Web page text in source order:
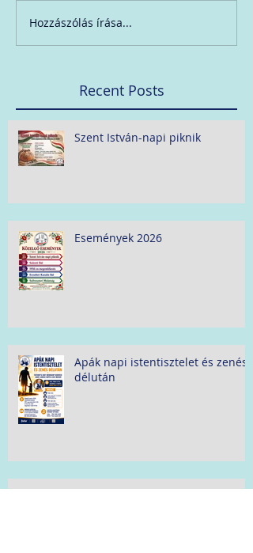
Hozzászólás írása...
Recent Posts
Szent István-napi piknik
Események 2026
Apák napi istentisztelet és zenés
délután